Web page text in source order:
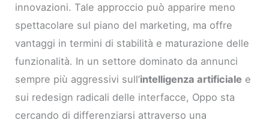
innovazioni. Tale approccio può apparire meno
spettacolare sul piano del marketing, ma offre
vantaggi in termini di stabilità e maturazione delle
funzionalità. In un settore dominato da annunci
sempre più aggressivi sull’intelligenza artificiale e
sui redesign radicali delle interfacce, Oppo sta
cercando di differenziarsi attraverso una